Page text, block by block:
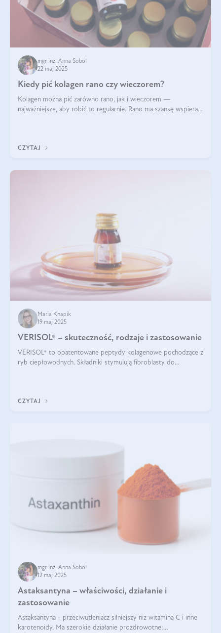
mgr inż. Anna Sobol
22 maj 2025
Kiedy pić kolagen rano czy wieczorem?
Kolagen można pić zarówno rano, jak i wieczorem —
najważniejsze, aby robić to regularnie. Rano ma szansę wspierać
CZYTAJ
Maria Knapik
19 maj 2025
VERISOL® – skuteczność, rodzaje i zastosowanie
VERISOL® to opatentowane peptydy kolagenowe pochodzące z
ryb ciepłowodnych. Składniki stymulują fibroblasty do
CZYTAJ
mgr inż. Anna Sobol
12 maj 2025
Astaksantyna – właściwości, działanie i
zastosowanie
Astaksantyna - przeciwutleniacz silniejszy niż witamina C i inne
karotenoidy. Ma szerokie działanie prozdrowotne: